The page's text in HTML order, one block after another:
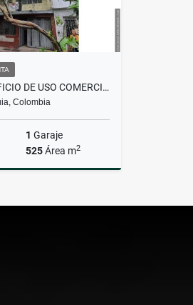
VENTA DE EDIFICIO DE USO COMERCIAL Y/O RESIDENCIAL
Colombia
1 Garaje
525Área m2
$1.400.000.000